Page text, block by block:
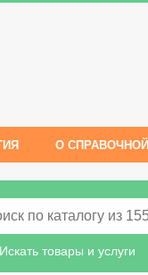
О СПРАВОЧНОЙ
Искать товары и услуги